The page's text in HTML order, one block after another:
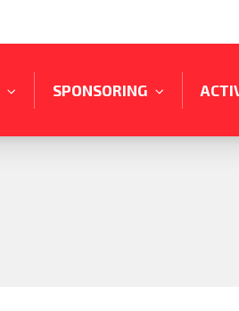
SPONSORING